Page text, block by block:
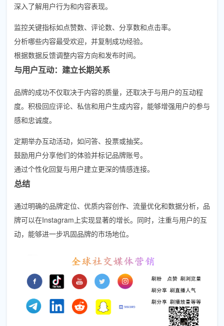
深入了解用户行为和内容表现。
监控关键指标如点赞数、评论数、分享数和点击率。
分析哪些内容最受欢迎，并复制成功经验。
根据数据反馈调整内容方向和发布时间。
与用户互动：建立长期关系
品牌的成功不仅取决于内容的质量，还取决于与用户的互动程
度。积极回应评论、私信和用户生成内容，能够增强用户的参与
感和忠诚度。
定期举办互动活动，如问答、投票或抽奖。
鼓励用户分享他们的体验并标记品牌账号。
通过个性化回复与用户建立更深的情感连接。
总结
通过明确的品牌定位、优质内容创作、流量优化和数据分析，品
牌可以在Instagram上实现显著的增长。同时，注重与用户的互
动，能够进一步巩固品牌的市场地位。